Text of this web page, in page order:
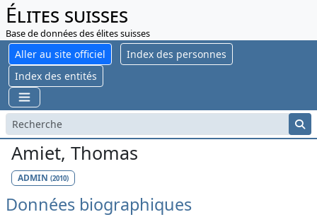
Élites suisses
Base de données des élites suisses
Aller au site officiel
Index des personnes
Index des entités
Amiet, Thomas
ADMIN (2010)
Données biographiques